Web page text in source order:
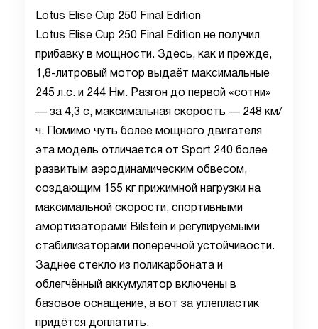
Lotus Elise Cup 250 Final Edition
Lotus Elise Cup 250 Final Edition не получил
прибавку в мощности. Здесь, как и прежде,
1,8-литровый мотор выдаёт максимальные
245 л.с. и 244 Нм. Разгон до первой «сотни»
— за 4,3 с, максимальная скорость — 248 км/
ч. Помимо чуть более мощного двигателя
эта модель отличается от Sport 240 более
развитым аэродинамическим обвесом,
создающим 155 кг прижимной нагрузки на
максимальной скорости, спортивными
амортизаторами Bilstein и регулируемыми
стабилизаторами поперечной устойчивости.
Заднее стекло из поликарбоната и
облегчённый аккумулятор включены в
базовое оснащение, а вот за углепластик
придётся доплатить.